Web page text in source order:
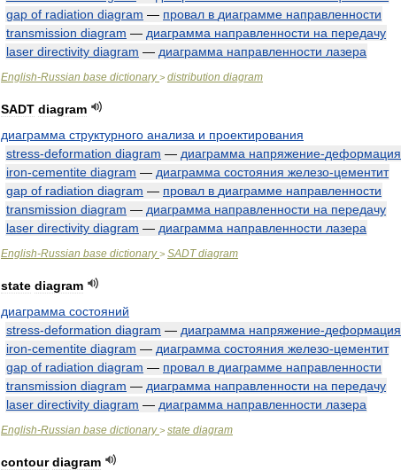
gap of radiation diagram — провал в диаграмме направленности
transmission diagram — диаграмма направленности на передачу
laser directivity diagram — диаграмма направленности лазера
English-Russian base dictionary > distribution diagram
SADT diagram
диаграмма структурного анализа и проектирования
stress-deformation diagram — диаграмма напряжение-деформация
iron-cementite diagram — диаграмма состояния железо-цементит
gap of radiation diagram — провал в диаграмме направленности
transmission diagram — диаграмма направленности на передачу
laser directivity diagram — диаграмма направленности лазера
English-Russian base dictionary > SADT diagram
state diagram
диаграмма состояний
stress-deformation diagram — диаграмма напряжение-деформация
iron-cementite diagram — диаграмма состояния железо-цементит
gap of radiation diagram — провал в диаграмме направленности
transmission diagram — диаграмма направленности на передачу
laser directivity diagram — диаграмма направленности лазера
English-Russian base dictionary > state diagram
contour diagram